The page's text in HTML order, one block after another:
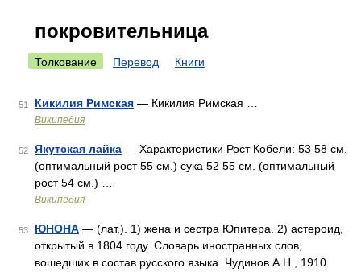
покровительница
Толкование Перевод Книги
51 Кикилия Римская — Кикилия Римская …
Википедия
52 Якутская лайка — Характеристики Рост Кобели: 53 58 см.
(оптимальный рост 55 см.) сука 52 55 см. (оптимальный
рост 54 см.) …
Википедия
53 ЮНОНА — (лат.). 1) жена и сестра Юпитера. 2) астероид,
открытый в 1804 году. Словарь иностранных слов,
вошедших в состав русского языка. Чудинов А.Н., 1910.